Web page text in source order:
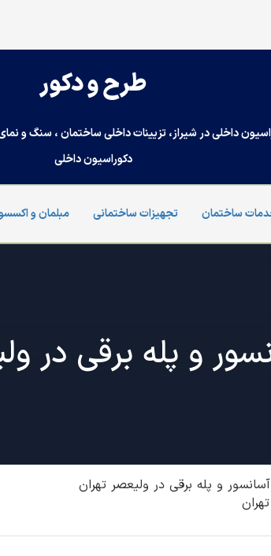
طرح و دکور
داخلی در شیراز، تزیینات داخلی ساختمان ، سنگ و
دکوراسیون داخلی
ساختمان تجهیزات ساختمانی مبلمان و
و پله برقی در
و پله برقی در ولیعصر تهران